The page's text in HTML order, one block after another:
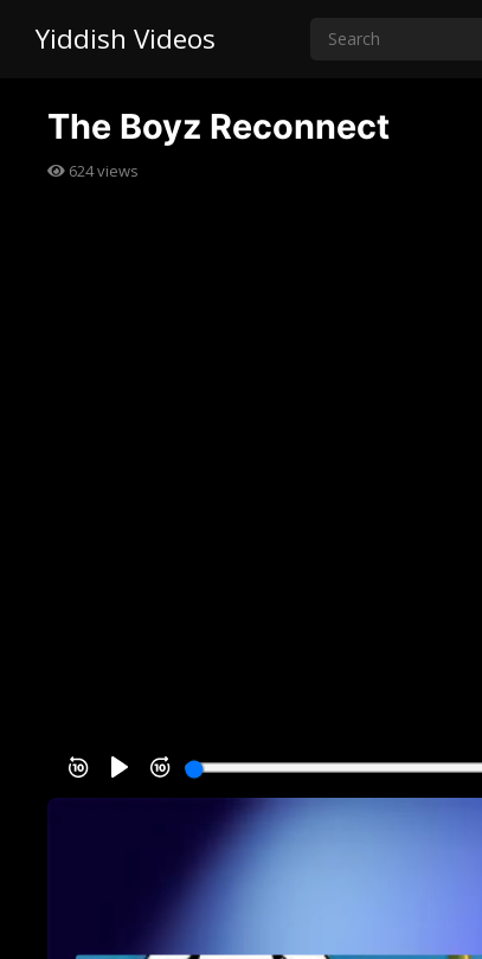
Yiddish Videos
The Boyz Reconnect
624views